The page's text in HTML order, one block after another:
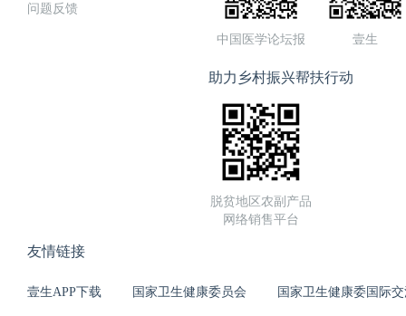
问题反馈
中国医学论坛报 壹生
助力乡村振兴帮扶行动
脱贫地区农副产品
网络销售平台
友情链接
壹生APP下载 国家卫生健康委员会 国家卫生健康委国际